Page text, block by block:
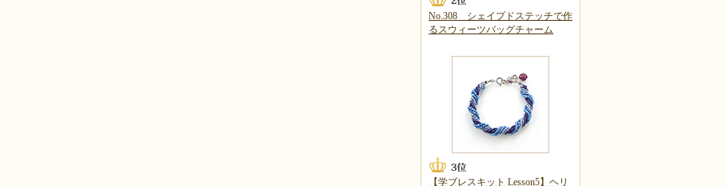
No.308 シェイプドステッチで作
るスウィーツバッグチャーム
【学ブレスキット Lesson5】ヘリ